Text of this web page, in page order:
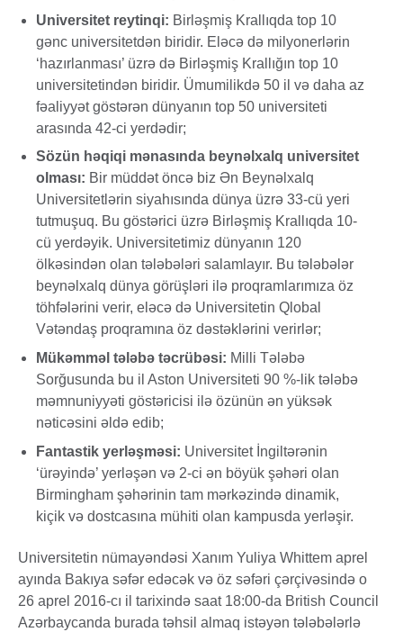
Universitet reytinqi: Birləşmiş Krallıqda top 10
gənc universitetdən biridir. Eləcə də milyonerlərin
‘hazırlanması’ üzrə də Birləşmiş Krallığın top 10
universitetindən biridir. Ümumilikdə 50 il və daha az
fəaliyyət göstərən dünyanın top 50 universiteti
arasında 42-ci yerdədir;
Sözün həqiqi mənasında beynəlxalq universitet
olması: Bir müddət öncə biz Ən Beynəlxalq
Universitetlərin siyahısında dünya üzrə 33-cü yeri
tutmuşuq. Bu göstərici üzrə Birləşmiş Krallıqda 10-
cü yerdəyik. Universitetimiz dünyanın 120
ölkəsindən olan tələbələri salamlayır. Bu tələbələr
beynəlxalq dünya görüşləri ilə proqramlarımıza öz
töhfələrini verir, eləcə də Universitetin Qlobal
Vətəndaş proqramına öz dəstəklərini verirlər;
Mükəmməl tələbə təcrübəsi: Milli Tələbə
Sorğusunda bu il Aston Universiteti 90 %-lik tələbə
məmnuniyyəti göstəricisi ilə özünün ən yüksək
nəticəsini əldə edib;
Fantastik yerləşməsi: Universitet İngiltərənin
‘ürəyində’ yerləşən və 2-ci ən böyük şəhəri olan
Birmingham şəhərinin tam mərkəzində dinamik,
kiçik və dostcasına mühiti olan kampusda yerləşir.
Universitetin nümayəndəsi Xanım Yuliya Whittem aprel
ayında Bakıya səfər edəcək və öz səfəri çərçivəsində o
26 aprel 2016-cı il tarixində saat 18:00-da British Council
Azərbaycanda burada təhsil almaq istəyən tələbələrlə